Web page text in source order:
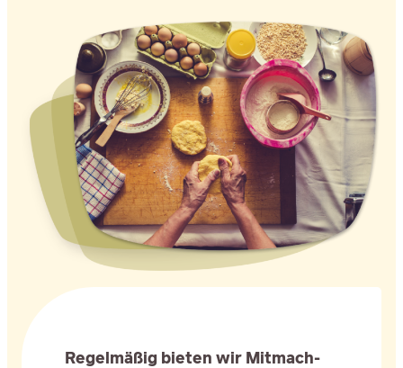
Regel­mä­ßig bie­ten wir Mit­mach-